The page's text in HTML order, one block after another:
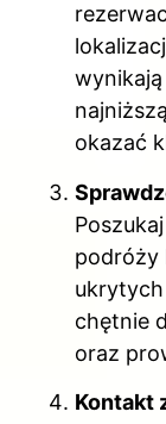
okazać
podróży
ukrytych
chętnie
oraz
Kontakt